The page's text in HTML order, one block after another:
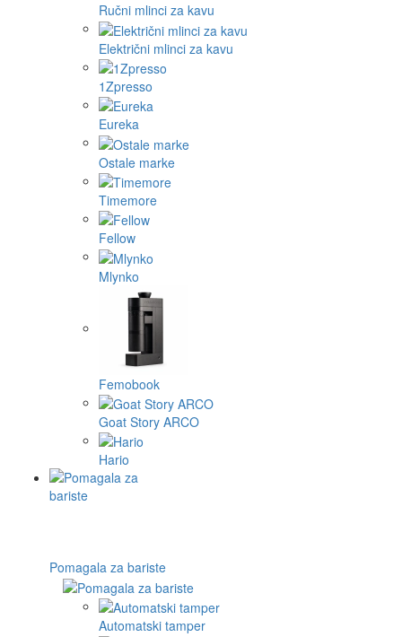
Ručni mlinci za kavu
Električni mlinci za kavu
1Zpresso
Eureka
Ostale marke
Timemore
Fellow
Mlynko
Femobook
Goat Story ARCO
Hario
Pomagala za bariste
Automatski tamper